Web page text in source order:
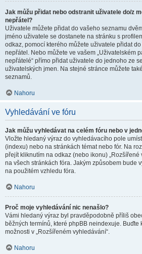
Jak můžu přidat nebo odstranit uživatele do/z
nepřátel?
Uživatele můžete přidat do vašeho seznamu
jméno uživatele se dostanete na stránku s
odkaz, pomocí kterého můžete uživatele přidat
nepřátel. Nebo můžete ve vašem „Uživatelském
nepřátelé“ přímo přidat uživatele do jednoho ze
uživatelských jmen. Na stejné stránce můžete
seznamů.
Nahoru
Vyhledávání ve fóru
Jak můžu vyhledávat na celém fóru nebo v
Vložte hledaný výraz do vyhledávacího pole
(indexu) nebo na stránkách témat nebo fór. Na
přejít kliknutím na odkaz (nebo ikonu) „Rozšířené
na všech stránkách fóra. Jakým způsobem bude
na použitém vzhledu fóra.
Nahoru
Proč moje vyhledávání nic nenašlo?
Vámi hledaný výraz byl pravděpodobně příliš
běžných termínů, které phpBB neindexuje. Buďte
možnosti v „Rozšířeném vyhledávání“.
Nahoru